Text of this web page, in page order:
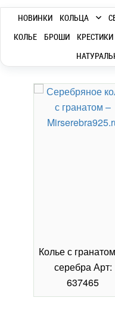
НОВИНКИ КОЛЬЦА
КОЛЬЕ
БРОШИ КРЕСТИКИ
Колье с
серебра Арт:
637465